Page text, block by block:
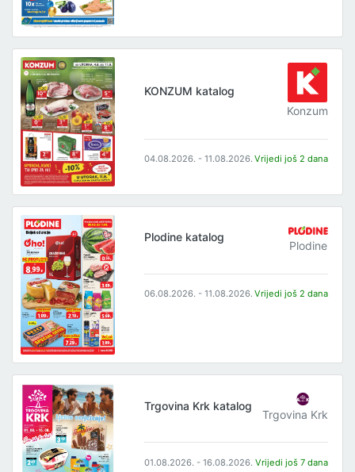
KONZUM katalog
Konzum
04.08.2026. - 11.08.2026. Vrijedi još 2 dana
Plodine katalog
Plodine
06.08.2026. - 11.08.2026. Vrijedi još 2 dana
Trgovina Krk katalog
Trgovina Krk
01.08.2026. - 16.08.2026. Vrijedi još 7 dana